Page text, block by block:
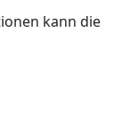
kann die